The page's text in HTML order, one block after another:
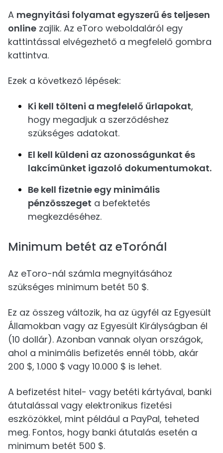
A megnyitási folyamat egyszerű és teljesen
online zajlik. Az eToro weboldaláról egy
kattintással elvégezhető a megfelelő gombra
kattintva.
Ezek a következő lépések:
Ki kell tölteni a megfelelő űrlapokat,
hogy megadjuk a szerződéshez
szükséges adatokat.
El kell küldeni az azonosságunkat és
lakcímünket igazoló dokumentumokat.
Be kell fizetnie egy minimális
pénzösszeget a befektetés
megkezdéséhez.
Minimum betét az eTorónál
Az eToro-nál számla megnyitásához
szükséges minimum betét 50 $.
Ez az összeg változik, ha az ügyfél az Egyesült
Államokban vagy az Egyesült Királyságban él
(10 dollár). Azonban vannak olyan országok,
ahol a minimális befizetés ennél több, akár
200 $, 1.000 $ vagy 10.000 $ is lehet.
A befizetést hitel- vagy betéti kártyával, banki
átutalással vagy elektronikus fizetési
eszközökkel, mint például a PayPal, teheted
meg. Fontos, hogy banki átutalás esetén a
minimum betét 500 $.